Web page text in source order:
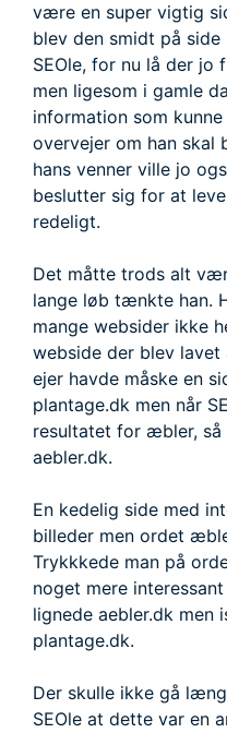
være en super vigtig
blev den smidt på
SEOle, for nu lå der jo
men ligesom i gamle
information som
overvejer om han skal
hans venner ville jo
beslutter sig for at
redeligt.
Det måtte trods alt
lange løb tænkte han.
mange websider ikke
webside der blev lavet
ejer havde måske en
plantage.dk men når
resultatet for æbler, så
aebler.dk.
En kedelig side med
billeder men ordet
Trykkkede man på
noget mere
lignede aebler.dk men
plantage.dk.
Der skulle ikke gå
SEOle at dette var en